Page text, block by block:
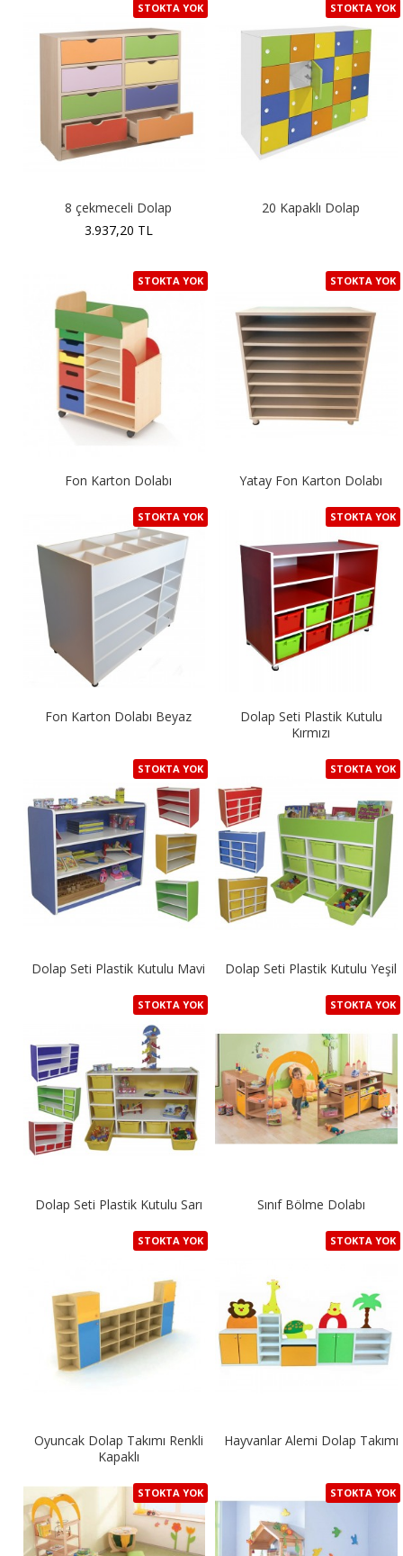
STOKTA YOK
8 çekmeceli Dolap
3.937,20 TL
STOKTA YOK
20 Kapaklı Dolap
STOKTA YOK
Fon Karton Dolabı
STOKTA YOK
Yatay Fon Karton Dolabı
STOKTA YOK
Fon Karton Dolabı Beyaz
STOKTA YOK
Dolap Seti Plastik Kutulu
Kırmızı
STOKTA YOK
Dolap Seti Plastik Kutulu Mavi
STOKTA YOK
Dolap Seti Plastik Kutulu Yeşil
STOKTA YOK
Dolap Seti Plastik Kutulu Sarı
STOKTA YOK
Sınıf Bölme Dolabı
STOKTA YOK
Oyuncak Dolap Takımı Renkli
Kapaklı
STOKTA YOK
Hayvanlar Alemi Dolap Takımı
STOKTA YOK STOKTA YOK